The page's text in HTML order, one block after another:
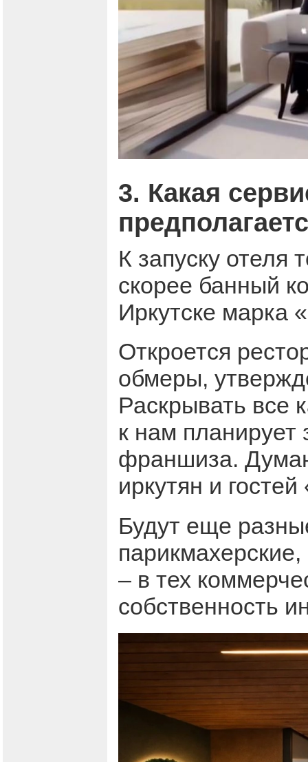
3. Какая
К запуску отеля
скорее банный
Иркутске марка
Откроется
обмеры,
Раскрывать все
к нам планирует
франшиза.
иркутян и
Будут еще
– в тех
собственность